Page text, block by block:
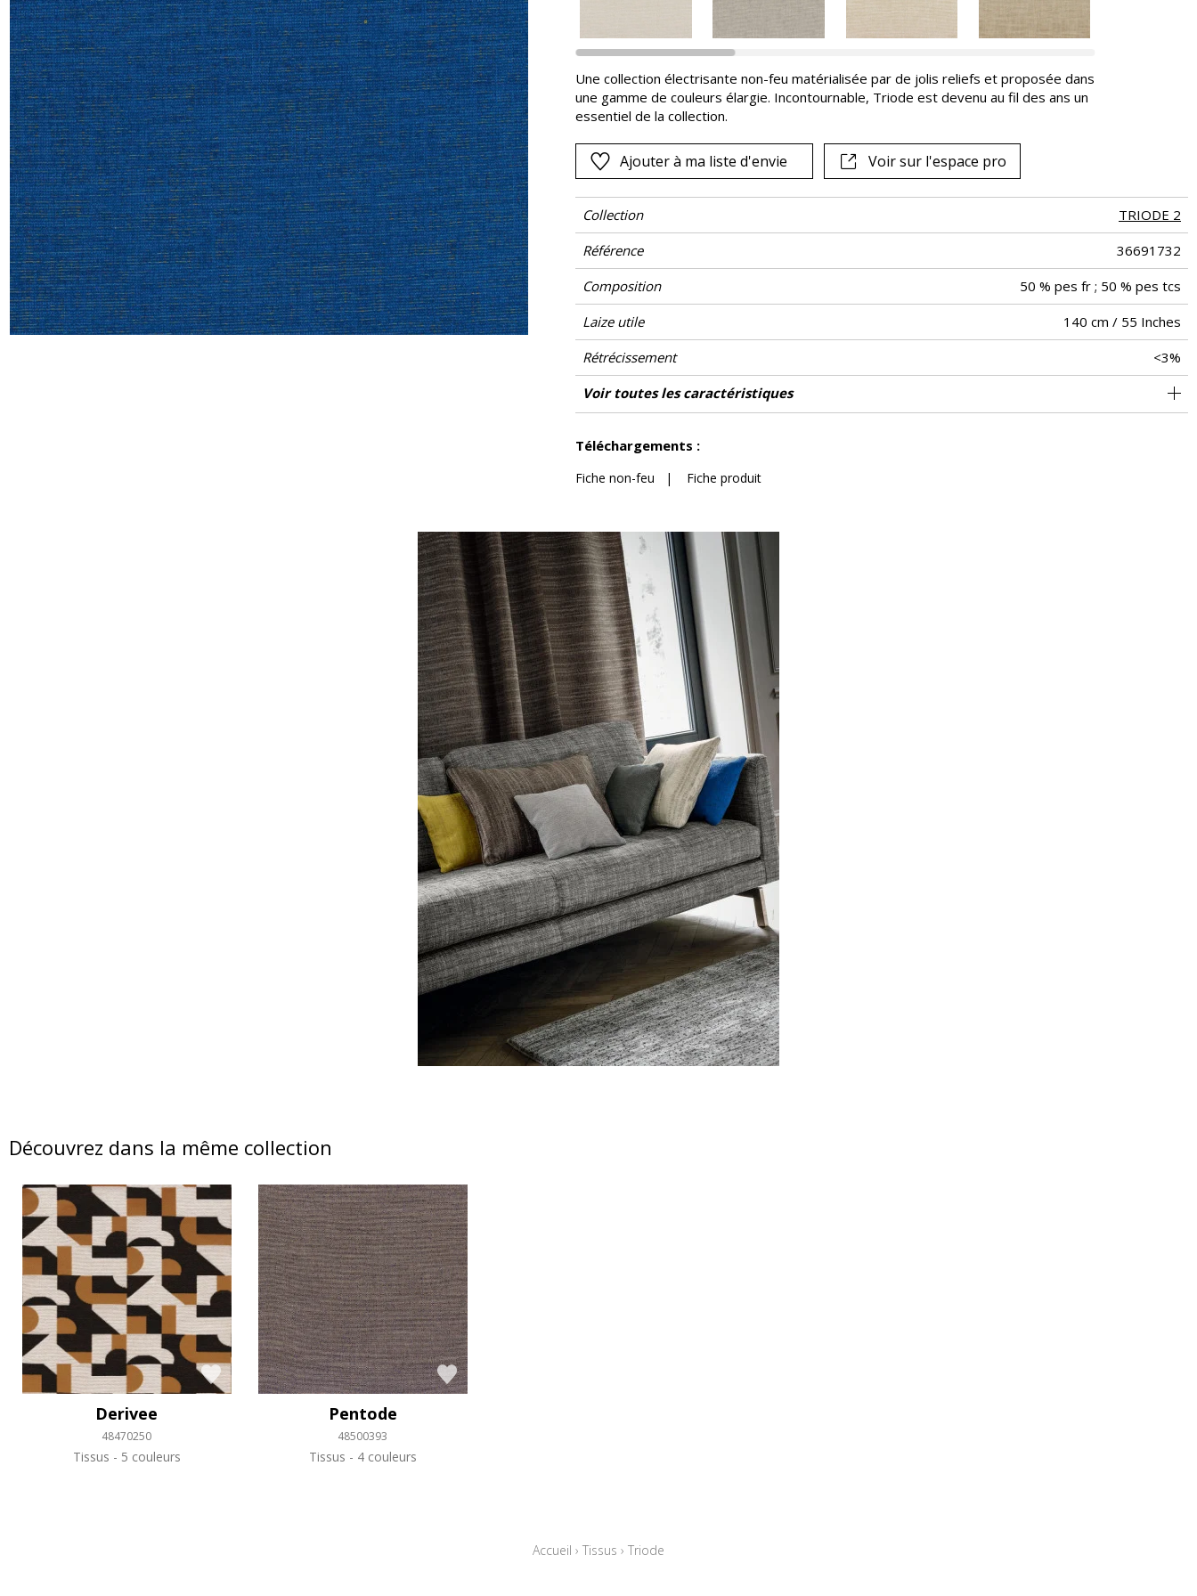
Satin
Taffetas
Velours
Vert
Violet
Une collection électrisante non-feu matérialisée par de jolis reliefs et proposée dans
une gamme de couleurs élargie. Incontournable, Triode est devenu au fil des ans un
essentiel de la collection.
Ajouter à ma liste d'envie Voir sur l'espace pro
Collection
TRIODE 2
Référence
36691732
Composition
50 % pes fr ; 50 % pes tcs
Laize utile
140 cm / 55 Inches
Rétrécissement
<3%
Raccord
Raccord libre
Test Martindale 50000
Usage martindale
Siège à usage intensif : >40,000 cycles (Martindale) et/ou >30,000
doubles rubs (Wyzenbeek)
Wyzenbeek 90000
Sens De large
Poids g/m² 370
Performance Accoustique aw - 0.9
Usage
Non feu
Entretien
Pays d'origine Italie
Caractéristiques Outdoor
Voir toutes les caractéristiques
Téléchargements :
Fiche non-feu | Fiche produit
Découvrez dans la même collection
Derivee
48470250
Tissus 5 couleurs
Pentode
48500393
Tissus 4 couleurs
Accueil › Tissus › Triode